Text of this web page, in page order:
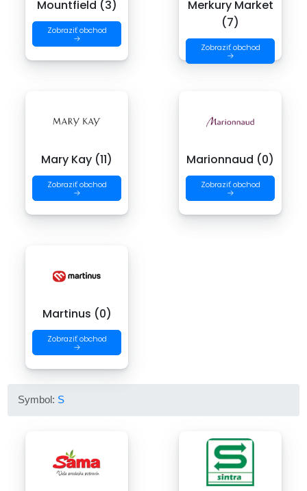
Mountfield (3)
Zobraziť obchod
→
Merkury Market
(7)
Zobraziť obchod
→
Mary Kay (11)
Zobraziť obchod
→
Marionnaud (0)
Zobraziť obchod
→
Martinus (0)
Zobraziť obchod
→
Symbol: S